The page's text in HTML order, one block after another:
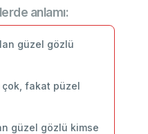
anlamı:
güzel gözlü
çok, fakat püzel
güzel gözlü kimse